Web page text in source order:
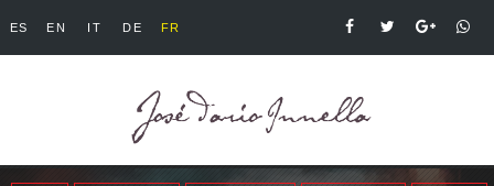
ES EN IT DE FR